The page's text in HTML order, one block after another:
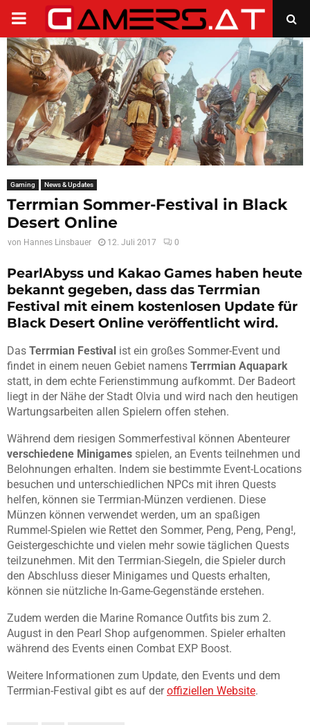
PRIMARY
MENU
Gaming News & Updates
Terrmian Sommer-Festival in Black
Desert Online
von Hannes Linsbauer 12. Juli 2017 0
PearlAbyss und Kakao Games haben heute
bekannt gegeben, dass das Terrmian
Festival mit einem kostenlosen Update für
Black Desert Online veröffentlicht wird.
Das Terrmian Festival ist ein großes Sommer-Event und
findet in einem neuen Gebiet namens Terrmian Aquapark
statt, in dem echte Ferienstimmung aufkommt. Der Badeort
liegt in der Nähe der Stadt Olvia und wird nach den heutigen
Wartungsarbeiten allen Spielern offen stehen.
Während dem riesigen Sommerfestival können Abenteurer
verschiedene Minigames spielen, an Events teilnehmen und
Belohnungen erhalten. Indem sie bestimmte Event-Locations
besuchen und unterschiedlichen NPCs mit ihren Quests
helfen, können sie Terrmian-Münzen verdienen. Diese
Münzen können verwendet werden, um an spaßigen
Rummel-Spielen wie Rettet den Sommer, Peng, Peng, Peng!,
Geistergeschichte und vielen mehr sowie täglichen Quests
teilzunehmen. Mit den Terrmian-Siegeln, die Spieler durch
den Abschluss dieser Minigames und Quests erhalten,
können sie nützliche In-Game-Gegenstände erstehen.
Zudem werden die Marine Romance Outfits bis zum 2.
August in den Pearl Shop aufgenommen. Spieler erhalten
während des Events einen Combat EXP Boost.
Weitere Informationen zum Update, den Events und dem
Terrmian-Festival gibt es auf deroffiziellen Website.